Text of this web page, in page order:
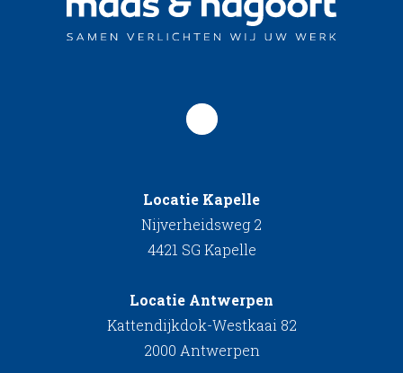
Locatie Kapelle
Nijverheidsweg 2
4421 SG Kapelle
Locatie Antwerpen
Kattendijkdok-Westkaai 82
2000 Antwerpen